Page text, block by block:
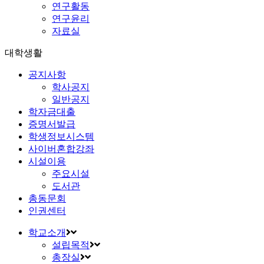
연구활동
연구윤리
자료실
대학생활
공지사항
학사공지
일반공지
학자금대출
증명서발급
학생정보시스템
사이버혼합강좌
시설이용
주요시설
도서관
총동문회
인권센터
학교소개
설립목적
총장실